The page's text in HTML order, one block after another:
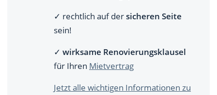
✓ rechtlich auf dersicheren Seite
sein!
✓ wirksame Renovierungsklausel
für Ihren Mietvertrag
Jetzt alle wichtigen Informationen zu